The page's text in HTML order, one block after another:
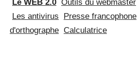
Le WEB 2.0 Outils du webmaster
Les antivirus
Presse francophone
d'orthographe Calculatrice